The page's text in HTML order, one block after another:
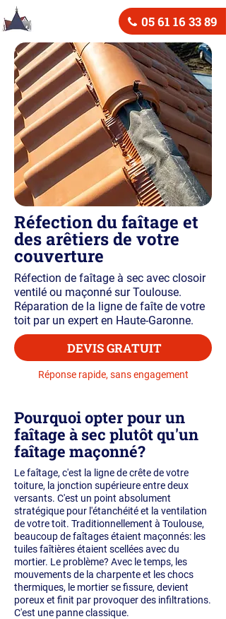
05 61 16 33 89
Réfection du faîtage et
des arêtiers de votre
couverture
Réfection de faîtage à sec avec closoir
ventilé ou maçonné sur Toulouse.
Réparation de la ligne de faîte de votre
toit par un expert en Haute-Garonne.
DEVIS GRATUIT
Réponse rapide, sans engagement
Pourquoi opter pour un
faîtage à sec plutôt qu'un
faîtage maçonné?
Le faîtage, c'est la ligne de crête de votre
toiture, la jonction supérieure entre deux
versants. C'est un point absolument
stratégique pour l'étanchéité et la ventilation
de votre toit. Traditionnellement à Toulouse,
beaucoup de faîtages étaient maçonnés: les
tuiles faîtières étaient scellées avec du
mortier. Le problème? Avec le temps, les
mouvements de la charpente et les chocs
thermiques, le mortier se fissure, devient
poreux et finit par provoquer des infiltrations.
C'est une panne classique.